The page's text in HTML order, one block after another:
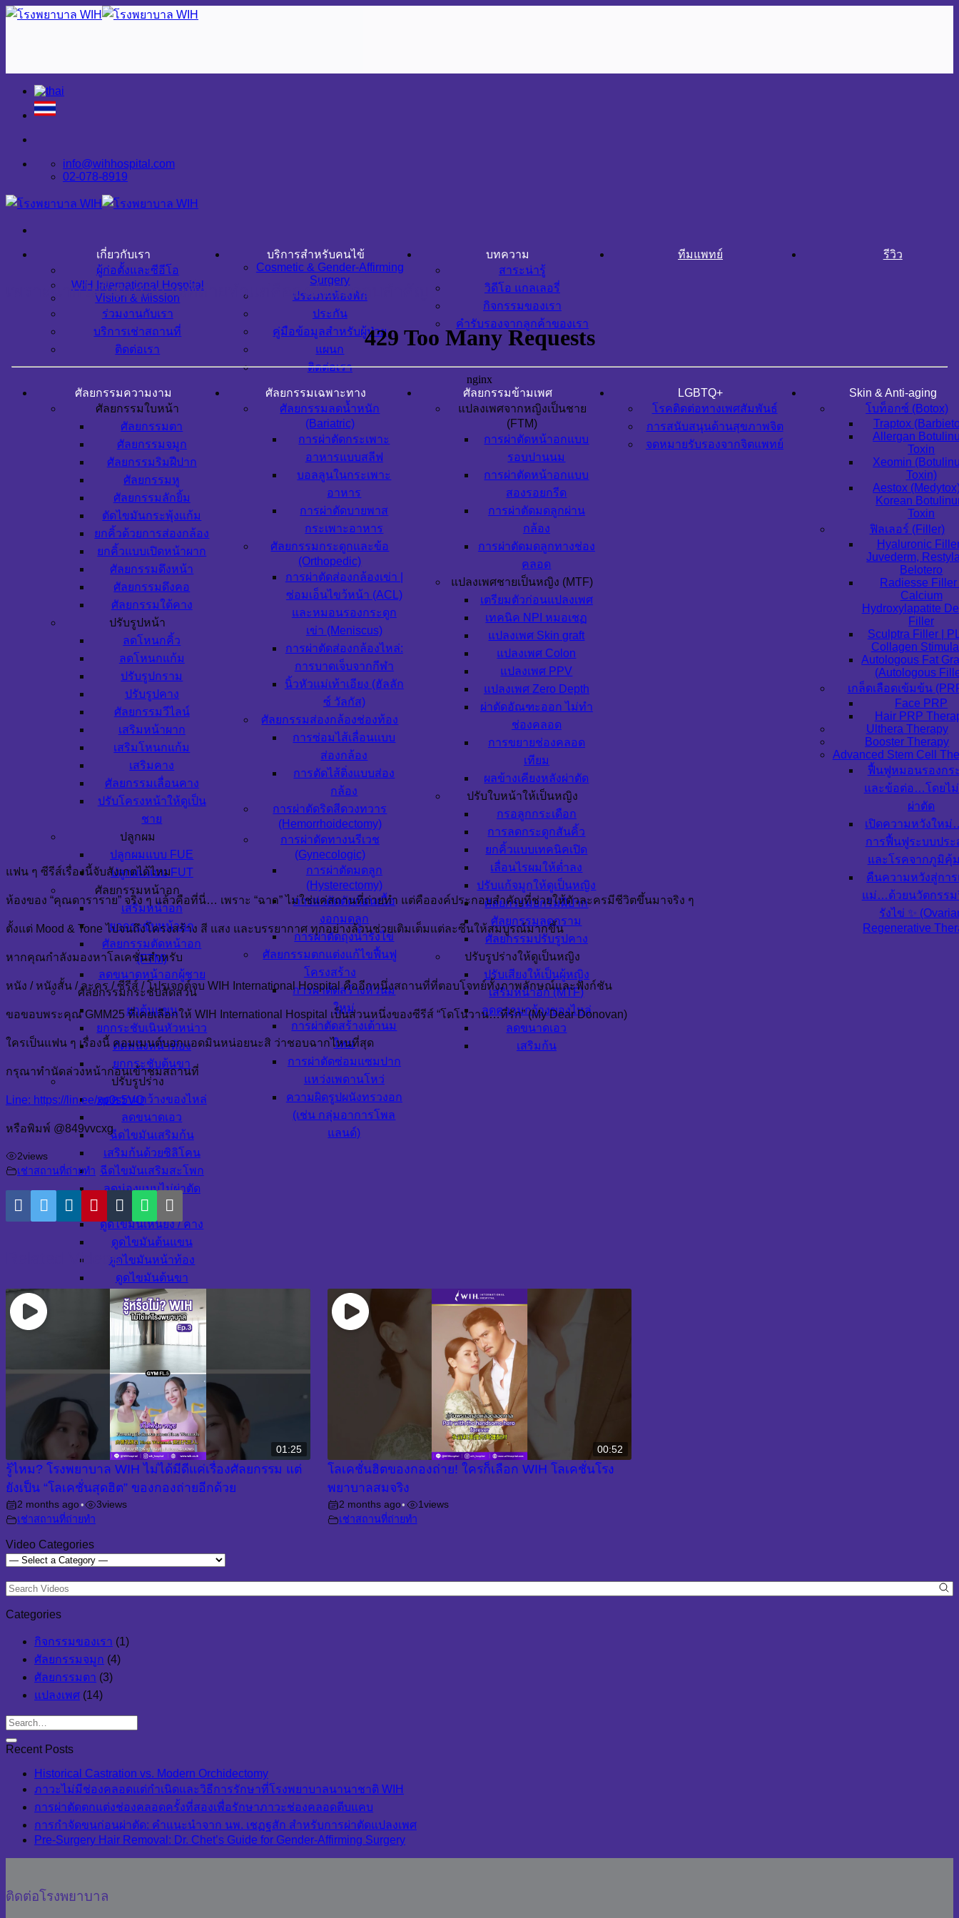
Skip
info@wihhospital.com
02-078-8919
เกี่ยวกับเรา
ผู้ก่อตั้งและซีอีโอ
WIH International Hospital
Vision & Mission
ร่วมงานกับเรา
บริการเช่าสถานที่
ติดต่อเรา
บริการสำหรับคนไข้
Cosmetic & Gender-Affirming
Surgery
ประเภทห้องพัก
ประกัน
คู่มือข้อมูลสำหรับผู้ป่วย
แผนก
ติดต่อเรา
บทความ
สาระน่ารู้
วิดีโอ แกลเลอรี่
กิจกรรมของเรา
คำรับรองจากลูกค้าของเรา
ทีมแพทย์ รีวิว
ศัลยกรรมความงาม
ศัลยกรรมใบหน้า
ศัลยกรรมตา
ศัลยกรรมจมูก
ศัลยกรรมริมฝีปาก
ศัลยกรรมหู
ศัลยกรรมลักยิ้ม
ตัดไขมันกระพุ้งแก้ม
ยกคิ้วด้วยการส่องกล้อง
ยกคิ้วแบบเปิดหน้าผาก
ศัลยกรรมดึงหน้า
ศัลยกรรมดึงคอ
ศัลยกรรมใต้คาง
ปรับรูปหน้า
ลดโหนกคิ้ว
ลดโหนกแก้ม
ปรับรูปกราม
ปรับรูปคาง
ศัลยกรรมวีไลน์
เสริมหน้าผาก
เสริมโหนกแก้ม
เสริมคาง
ศัลยกรรมเลื่อนคาง
ปรับโครงหน้าให้ดูเป็น
ชาย
ปลูกผม
ปลูกผมแบบ FUE
ปลูกผมแบบ FUT
ศัลยกรรมหน้าอก
เสริมหน้าอก
ยกกระชับหน้าอก
ศัลยกรรมตัดหน้าอก
(FTM)
ลดขนาดหน้าอกผู้ชาย
ศัลยกรรมกระชับสัดส่วน
ยกต้นแขน
ยกกระชับเนินหัวหน่าว
ตัดหนังหน้าท้อง
ยกกระชับต้นขา
ปรับรูปร่าง
ลดความกว้างของไหล่
ลดขนาดเอว
ฉีดไขมันเสริมก้น
เสริมก้นด้วยซิลิโคน
ฉีดไขมันเสริมสะโพก
ลดน่องแบบไม่ผ่าตัด
ดูดไขมันเหนียง / คาง
ดูดไขมันต้นแขน
ดูดไขมันหน้าท้อง
ดูดไขมันต้นขา
ศัลยกรรมจุดซ่อนเร้นหญิง
ศัลยกรรมตกแต่งแคม
เล็ก
ศัลยกรรมซ่อมแซมแคม
ศัลยกรรมเฉพาะทาง
ศัลยกรรมลดน้ำหนัก
(Bariatric)
การผ่าตัดกระเพาะ
อาหารแบบสลีฟ
บอลลูนในกระเพาะ
อาหาร
การผ่าตัดบายพาส
กระเพาะอาหาร
ศัลยกรรมกระดูกและข้อ
(Orthopedic)
การผ่าตัดส่องกล้องเข่า |
ซ่อมเอ็นไขว้หน้า (ACL)
และหมอนรองกระดูก
เข่า (Meniscus)
การผ่าตัดส่องกล้องไหล่:
การบาดเจ็บจากกีฬา
นิ้วหัวแม่เท้าเอียง (ฮัลลัก
ซ์ วัลกัส)
ศัลยกรรมส่องกล้องช่องท้อง
การซ่อมไส้เลื่อนแบบ
ส่องกล้อง
การตัดไส้ติ่งแบบส่อง
กล้อง
การผ่าตัดริดสีดวงทวาร
(Hemorrhoidectomy)
การผ่าตัดทางนรีเวช
(Gynecologic)
การผ่าตัดมดลูก
(Hysterectomy)
การผ่าตัดตัดก้อนเนื้อ
งอกมดลูก
การผ่าตัดถุงน้ำรังไข่
ศัลยกรรมตกแต่งแก้ไขฟื้นฟู
โครงสร้าง
การผ่าตัดสร้างหัวนม
ใหม่
การผ่าตัดสร้างเต้านม
ใหม่
การผ่าตัดซ่อมแซมปาก
แหว่งเพดานโหว่
ความผิดรูปผนังทรวงอก
(เช่น กลุ่มอาการโพล
แลนด์)
ศัลยกรรมข้ามเพศ
แปลงเพศจากหญิงเป็นชาย
(FTM)
การผ่าตัดหน้าอกแบบ
รอบปานนม
การผ่าตัดหน้าอกแบบ
สองรอยกรีด
การผ่าตัดมดลูกผ่าน
กล้อง
การผ่าตัดมดลูกทางช่อง
คลอด
แปลงเพศชายเป็นหญิง (MTF)
เตรียมตัวก่อนแปลงเพศ
เทคนิค NPI หมอเชฏ
แปลงเพศ Skin graft
แปลงเพศ Colon
แปลงเพศ PPV
แปลงเพศ Zero Depth
ผ่าตัดอัณฑะออก ไม่ทำ
ช่องคลอด
การขยายช่องคลอด
เทียม
ผลข้างเคียงหลังผ่าตัด
ปรับใบหน้าให้เป็นหญิง
กรอลูกกระเดือก
การลดกระดูกสันคิ้ว
ยกคิ้วแบบเทคนิคเปิด
เลื่อนไรผมให้ต่ำลง
ปรับแก้จมูกให้ดูเป็นหญิง
ศัลยกรรมยกริมฝีปาก
ศัลยกรรมลดกราม
ศัลยกรรมปรับรูปคาง
ปรับรูปร่างให้ดูเป็นหญิง
ปรับเสียงให้เป็นผู้หญิง
เสริมหน้าอก (MTF)
ลดความกว้างของไหล่
ลดขนาดเอว
เสริมก้น
LGBTQ+
โรคติดต่อทางเพศสัมพันธ์
การสนับสนุนด้านสุขภาพจิต
จดหมายรับรองจากจิตแพทย์
Skin & Anti-aging
โบท็อกซ์ (Botox)
Traptox
Allergan
Toxin
Xeomin
Toxin)
Aestox
Korean
Toxin
ฟิลเลอร์ (Filler)
Hyaluronic
Juvederm,
Belotero
Radiesse Filler
Calcium
Hydroxylapatite
Filler
Sculptra Filler |
Collagen
Autologous Fat
(Autologous
เกล็ดเลือดเข้มข้น
Face PRP
Hair PRP
Ulthera Therapy
Booster Therapy
Advanced Stem Cell
ฟื้นฟูหมอนรองกร
และข้อต่อ…โดยไ
ผ่าตัด
เปิดความหวังใหม่
การฟื้นฟูระบบประ
และโรคจากภูมิคุ้
คืนความหวังสู่การ
แม่…ด้วยนวัตกรร
รังไข่ ✨
Regenerative
เพราะฉากไม่ใช่แค่สถานที่ถ่ายทำแต่คือองค์ประกอบสำคัญ
แฟน ๆ ซีรีส์เรื่องนี้จับสังเกตได้ไหม
ห้องของ “คุณดาราราย” จริง ๆ แล้วคือที่นี่… เพราะ “ฉาก” ไม่ใช่แค่สถานที่ถ่ายทำ แต่คือองค์ประกอบสำคัญที่ช่วยให้ตัวละครมีชีวิตขึ้นมาจริง ๆ
ตั้งแต่ Mood & Tone ไปจนถึงโครงสร้าง สี แสง และบรรยากาศ ทุกอย่างล้วนช่วยเติมเต็มแต่ละซีนให้สมบูรณ์มากขึ้น
หากคุณกำลังมองหาโลเคชั่นสำหรับ
หนัง / หนังสั้น / ละคร / ซีรีส์ / โปรเจกต์จบ WIH International Hospital คืออีกหนึ่งสถานที่ที่ตอบโจทย์ทั้งภาพลักษณ์และฟังก์ชัน
ขอขอบพระคุณ GMM25 ที่เคยเลือกให้ WIH International Hospital เป็นส่วนหนึ่งของซีรีส์ “โดโนวาน…ที่รัก” (My Dear Donovan)
ใครเป็นแฟน ๆ เรื่องนี้ คอมเมนต์บอกแอดมินหน่อยนะสิ ว่าชอบฉากไหนที่สุด
กรุณาทำนัดล่วงหน้าก่อนเข้าชมสถานที่
Line: https://lin.ee/xp0s5VO
หรือพิมพ์ @849vvcxg
2views
เช่าสถานที่ถ่ายทำ
Related Videos
01:25
รู้ไหม? โรงพยาบาล WIH ไม่ได้มีดีแค่เรื่องศัลยกรรม แต่
ยังเป็น “โลเคชั่นสุดฮิต” ของกองถ่ายอีกด้วย
2 months ago• 3views
เช่าสถานที่ถ่ายทำ
00:52
โลเคชั่นฮิตของกองถ่าย! ใครก็เลือก WIH โลเคชั่นโรง
พยาบาลสมจริง
2 months ago• 1views
เช่าสถานที่ถ่ายทำ
Video Categories
Categories
กิจกรรมของเรา (1)
ศัลยกรรมจมูก (4)
ศัลยกรรมตา (3)
แปลงเพศ (14)
Recent Posts
Historical Castration vs. Modern Orchidectomy
ภาวะไม่มีช่องคลอดแต่กำเนิดและวิธีการรักษาที่โรงพยาบาลนานาชาติ WIH
การผ่าตัดตกแต่งช่องคลอดครั้งที่สองเพื่อรักษาภาวะช่องคลอดตีบแคบ
การกำจัดขนก่อนผ่าตัด: คำแนะนำจาก นพ. เชฏฐสัก สำหรับการผ่าตัดแปลงเพศ
Pre-Surgery Hair Removal: Dr. Chet’s Guide for Gender-Affirming Surgery
ติดต่อโรงพยาบาล